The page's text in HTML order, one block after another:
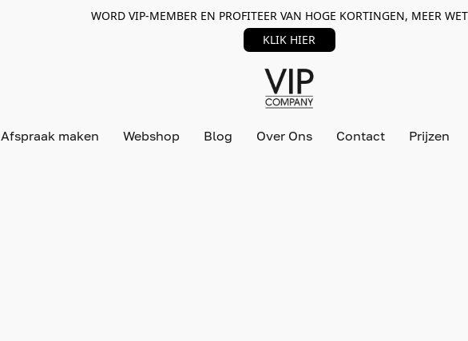
WORD VIP-MEMBER EN PROFITEER VAN HOGE KORTINGEN, MEER
KLIK HIER
Afspraak maken Webshop Blog Over Ons Contact Prijzen